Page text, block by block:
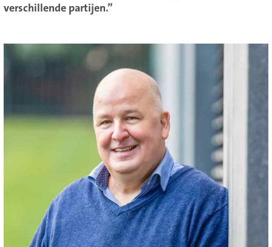
verschillende partijen.”